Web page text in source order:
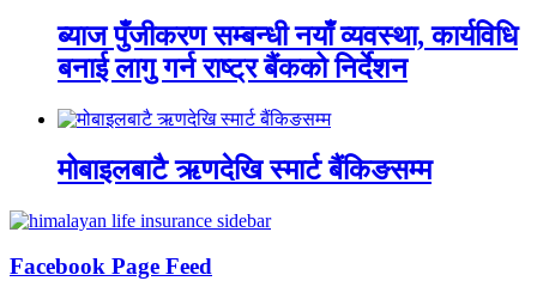
ब्याज पुँजीकरण सम्बन्धी नयाँ व्यवस्था, कार्यविधि
बनाई लागु गर्न राष्ट्र बैंकको निर्देशन
मोबाइलबाटै ऋणदेखि स्मार्ट बैंकिङसम्म
Facebook Page Feed